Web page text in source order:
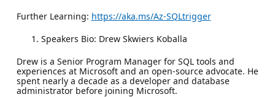
Further Learning: https://aka.ms/Az-SQLtrigger
Speakers Bio: Drew Skwiers Koballa
Drew is a Senior Program Manager for SQL tools and
experiences at Microsoft and an open-source advocate. He
spent nearly a decade as a developer and database
administrator before joining Microsoft.